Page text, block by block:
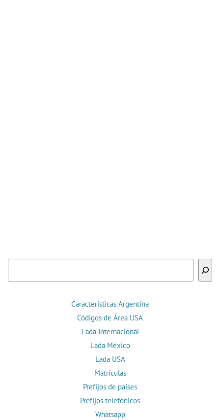
Características Argentina
Códigos de Área USA
Lada Internacional
Lada México
Lada USA
Matrículas
Prefijos de países
Prefijos telefónicos
Whatsapp